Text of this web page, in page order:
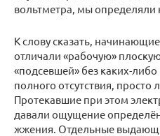
вольтметра, мы
К слову сказать,
отличали «рабочую»
«подсевшей» без каких-
полного отсутствия, просто
Протекавшие при этом
давали ощущение
жжения. Отдельные